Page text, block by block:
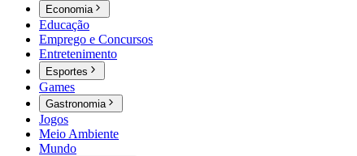
Economia
Educação
Emprego e Concursos
Entretenimento
Esportes
Games
Gastronomia
Jogos
Meio Ambiente
Mundo